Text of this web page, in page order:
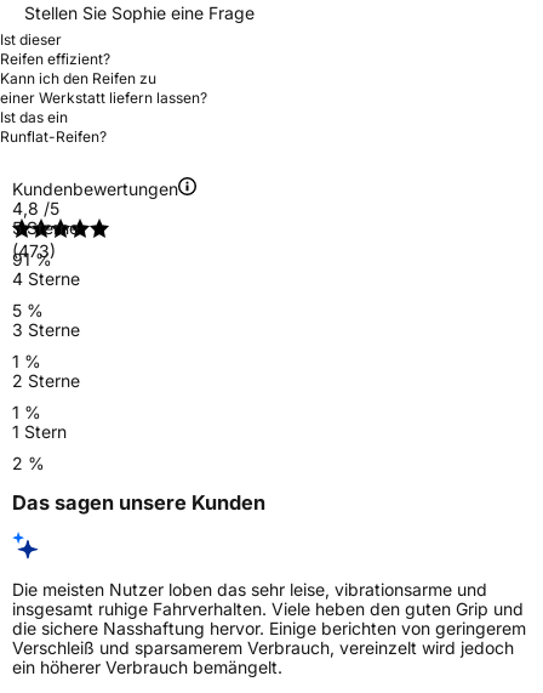
Stellen Sie Sophie eine Frage
Ist dieser
Reifen effizient?
Kann ich den Reifen zu
einer Werkstatt liefern lassen?
Ist das ein
Runflat-Reifen?
Kundenbewertungen
4,8 /5
(473)
5 Sterne
91 %
4 Sterne
5 %
3 Sterne
1 %
2 Sterne
1 %
1 Stern
2 %
Das sagen unsere Kunden
Die meisten Nutzer loben das sehr leise, vibrationsarme und
insgesamt ruhige Fahrverhalten. Viele heben den guten Grip und
die sichere Nasshaftung hervor. Einige berichten von geringerem
Verschleiß und sparsamerem Verbrauch, vereinzelt wird jedoch
ein höherer Verbrauch bemängelt.